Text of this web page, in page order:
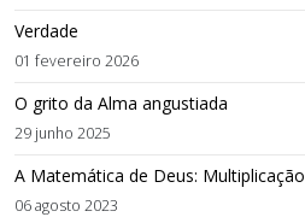
Verdade
01 fevereiro 2026
O grito da Alma angustiada
29 junho 2025
A Matemática de Deus: Multiplicação
06 agosto 2023